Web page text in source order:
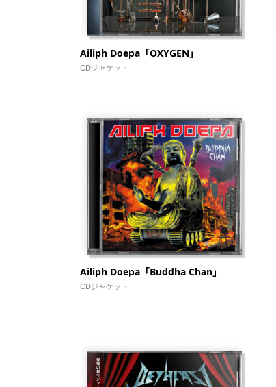
Ailiph Doepa「OXYGEN」
CDジャケット
Ailiph Doepa「Buddha Chan」
CDジャケット